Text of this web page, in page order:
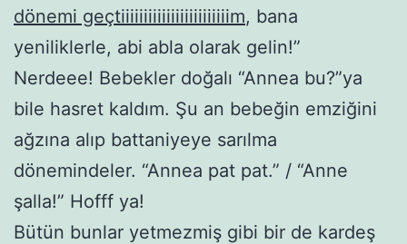
dönemi geçtiiiiiiiiiiiiiiiiiiiiiiiim, bana
yeniliklerle, abi abla olarak gelin!”
Nerdeee! Bebekler doğalı “Annea bu?”ya
bile hasret kaldım. Şu an bebeğin emziğini
ağzına alıp battaniyeye sarılma
dönemindeler. “Annea pat pat.” / “Anne
şalla!” Hofff ya!
Bütün bunlar yetmezmiş gibi bir de kardeş